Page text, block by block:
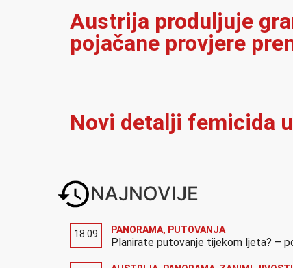
Austrija produljuje
pojačane provjere
Novi detalji femicida
NAJNOVIJE
18:09 PANORAMA, PUTOVANJA
Planirate putovanje tijekom ljeta? –